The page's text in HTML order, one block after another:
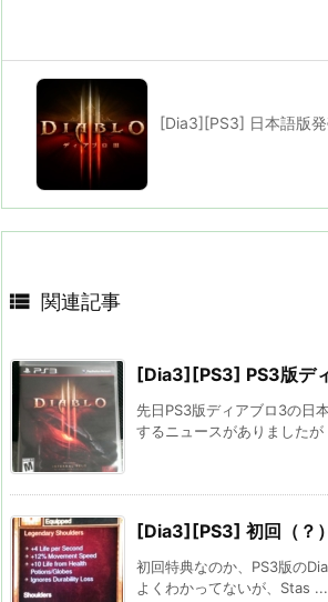
[Dia3][PS3] 日本語版
 関連記事
[Dia3][PS3] PS3版デ
先日PS3版ディアブロ3の日
するニュースがありましたが
[Dia3][PS3] 初回（？
初回特典なのか、PS3版の
よくわかってないが、Stas ...